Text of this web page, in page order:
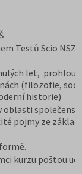
Testů Scio NSZ
let,
(filozofie,
historie)
pojmy ze
kurzu poštou